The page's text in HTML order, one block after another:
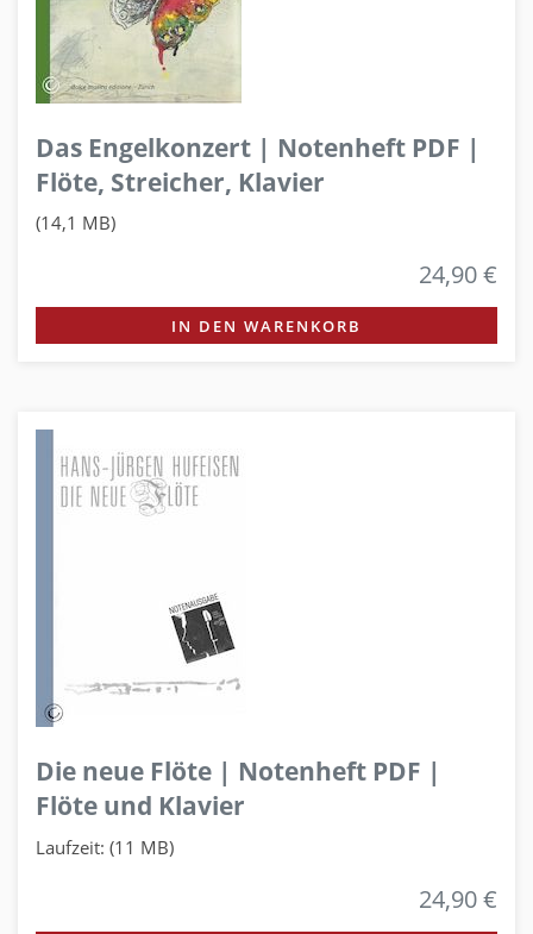
Das Engelkonzert | Notenheft PDF |
Flöte, Streicher, Klavier
(14,1 MB)
24,90 €
IN DEN WARENKORB
Die neue Flöte | Notenheft PDF |
Flöte und Klavier
Laufzeit: (11 MB)
24,90 €